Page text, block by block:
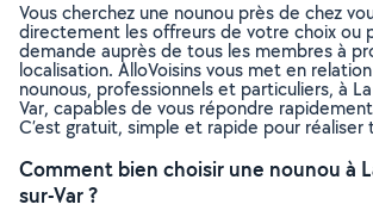
Vous cherchez une nounou près de chez
directement les offreurs de votre choix ou
demande auprès de tous les membres à
localisation. AlloVoisins vous met en
nounous, professionnels et particuliers, à
Var, capables de vous répondre
C’est gratuit, simple et rapide pour réaliser
Comment bien choisir une nounou à
sur-Var ?